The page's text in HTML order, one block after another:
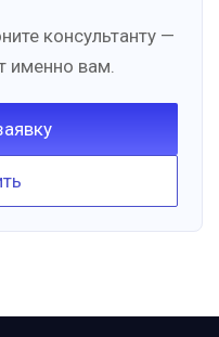
консультанту —
именно вам.